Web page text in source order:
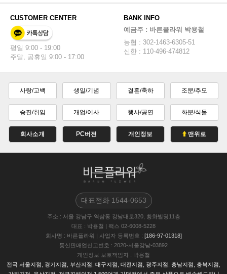
CUSTOMER CENTER
평일 9:00 - 19:00
주말, 공휴일 9:00 - 17:00
BANK INFO
예금주 : 바른플라워 박용철
농협 : 302-1463-6305-51
신한 : 110-496-474812
사랑/고백 생일/기념 결혼/축하 조문/추모
승진/취임 개업/이사 행사/공연 화분/식물
회사소개 PC버전 개인정보 맨위로
대표전화1544-0653
주소 : 서울 강남구 역삼동 강남대로320, 황화빌딩11층
대표 : 박용철 | 팩스 02-6008-5228
회사명 : 바른플라워 | 사업자 등록번호 : [186-97-01318]
통신판매업신고번호 : 2020-서울강남-03892
개인정보 보호책임자 : 박용철
전국 서울지점, 경기지점, 부산지점, 대구지점, 대전지점, 광주지점, 충남지점, 충북지점,